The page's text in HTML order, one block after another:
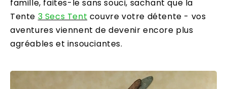
famille, faites-le sans souci, sachant que la
Tente 3 Secs Tent couvre votre détente - vos
aventures viennent de devenir encore plus
agréables et insouciantes.